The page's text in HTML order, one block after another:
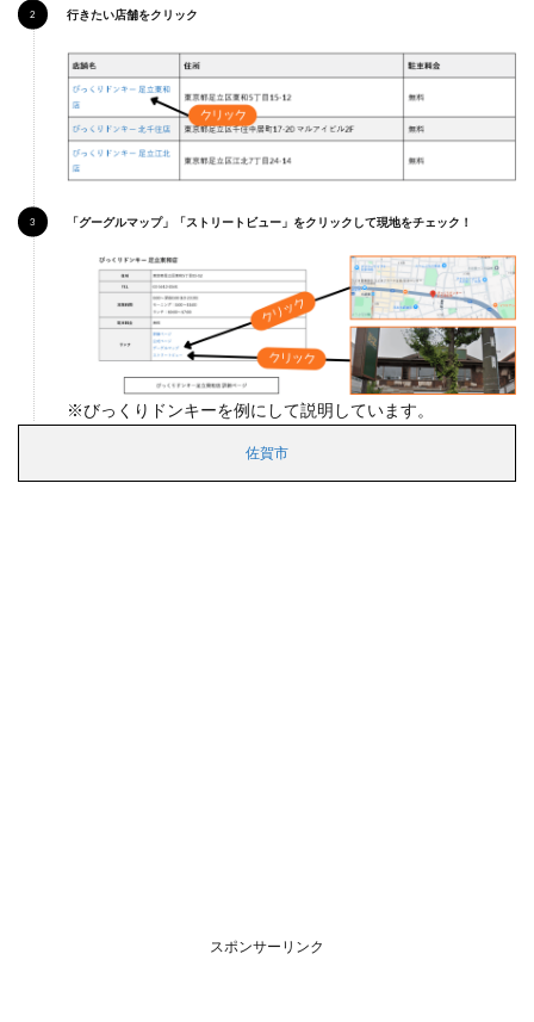
行きたい店舗をクリック
「グーグルマップ」「ストリートビュー」をクリックして現地をチェック！
※びっくりドンキーを例にして説明しています。
佐賀市
スポンサーリンク